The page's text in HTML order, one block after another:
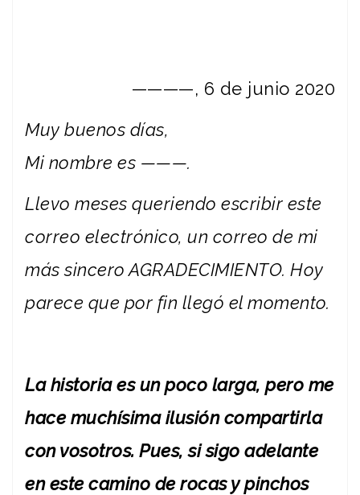
————, 6 de junio 2020
Muy buenos días,
Mi nombre es ———.
Llevo meses queriendo escribir este
correo electrónico, un correo de mi
más sincero AGRADECIMIENTO. Hoy
parece que por fin llegó el momento.
La historia es un poco larga, pero me
hace muchísima ilusión compartirla
con vosotros. Pues, si sigo adelante
en este camino de rocas y pinchos